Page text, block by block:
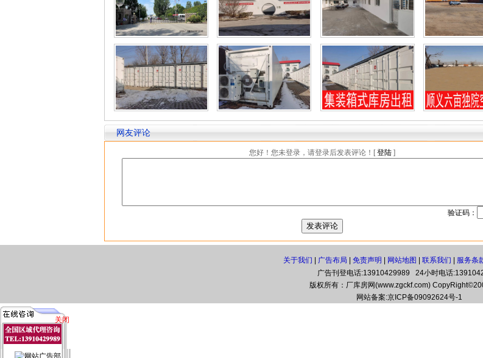
网友评论
您好！您未登录，请登录后发表评论！[登陆 ]
验证码：
关于我们 广告布局 免责声明 网站地图 联系我们 服务条
广告刊登电话:13910429989 24小时电话
版权所有：厂库房网(www.zgckf.com)
网站备案:京ICP备09092624号-1
关闭